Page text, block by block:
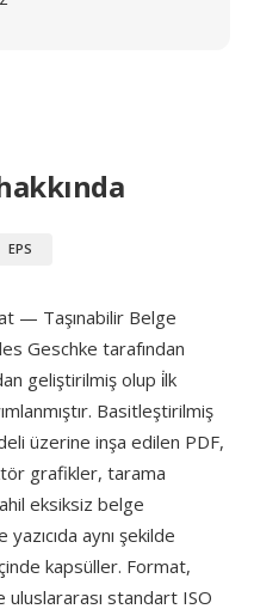
EPS
— Taşınabilir Belge
Geschke tarafından
geliştirilmiş olup i̇lk
Basitleştirilmiş
üzerine inşa edilen PDF,
grafikler, tarama
eksiksiz belge
aynı şekilde
kapsüller. Format,
standart ISO